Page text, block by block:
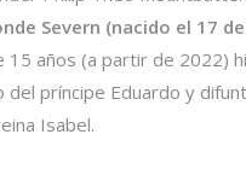
Severn (nacido el 17
15 años (a partir de 2022)
del príncipe Eduardo y
Isabel.